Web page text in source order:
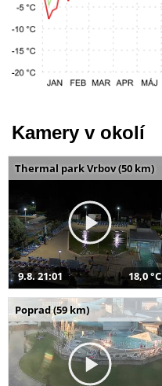
Kamery v okolí
Thermal park Vrbov (50 km)
9.8. 21:01 18,0 °C
Poprad (59 km)